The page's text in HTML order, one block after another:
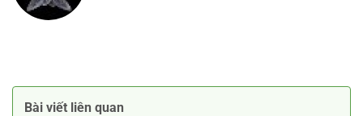
Bài viết liên quan